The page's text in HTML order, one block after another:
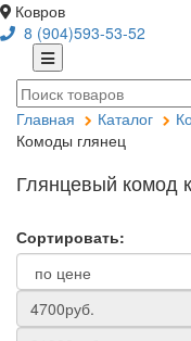
Ковров
8 (904)593-53-52
Главная Каталог
Комоды глянец
Глянцевый комод
Сортировать: